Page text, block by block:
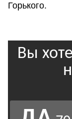
Горького.